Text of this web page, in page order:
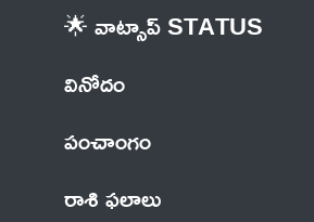
🌟 వాట్సాప్ STATUS
వినోదం
పంచాంగం
రాశి ఫలాలు